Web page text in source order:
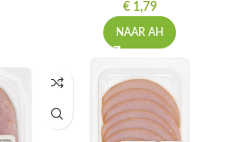
€1,79
NAAR AH